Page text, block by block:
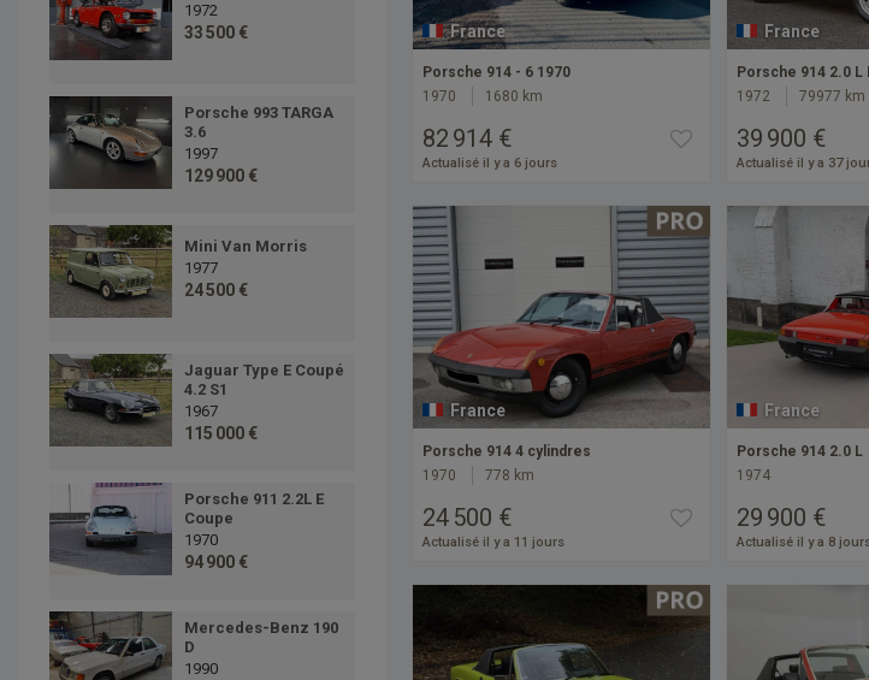
1972
33 500 €
Porsche 993 TARGA
3.6
1997
129 900 €
Mini Van Morris
1977
24 500 €
Jaguar Type E Coupé
4.2 S1
1967
115 000 €
Porsche 911 2.2L E
Coupe
1970
94 900 €
Mercedes-Benz 190
D
1990
France
Porsche 914 - 6 1970
1970
1680 km
82 914 €
Actualisé il y a 6 jours
France
Porsche 914 2.0
1972
79977 km
39 900 €
Actualisé il y a 37
France
Porsche 914 4 cylindres
1970
778 km
24 500 €
Actualisé il y a 11 jours
France
Porsche 914 2.0 L
1974
29 900 €
Actualisé il y a 8